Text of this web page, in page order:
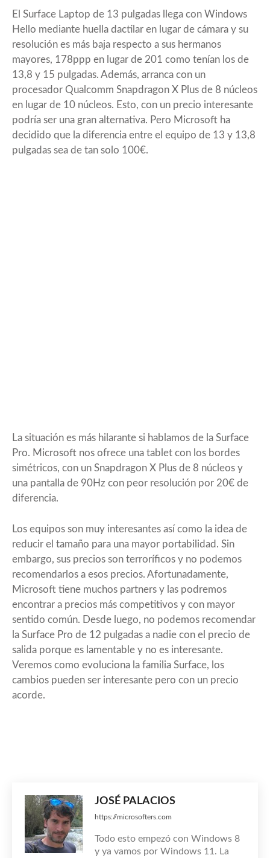
El Surface Laptop de 13 pulgadas llega con Windows
Hello mediante huella dactilar en lugar de cámara y su
resolución es más baja respecto a sus hermanos
mayores, 178ppp en lugar de 201 como tenían los de
13,8 y 15 pulgadas. Además, arranca con un
procesador Qualcomm Snapdragon X Plus de 8 núcleos
en lugar de 10 núcleos. Esto, con un precio interesante
podría ser una gran alternativa. Pero Microsoft ha
decidido que la diferencia entre el equipo de 13 y 13,8
pulgadas sea de tan solo 100€.
La situación es más hilarante si hablamos de la Surface
Pro. Microsoft nos ofrece una tablet con los bordes
simétricos, con un Snapdragon X Plus de 8 núcleos y
una pantalla de 90Hz con peor resolución por 20€ de
diferencia.
Los equipos son muy interesantes así como la idea de
reducir el tamaño para una mayor portabilidad. Sin
embargo, sus precios son terroríficos y no podemos
recomendarlos a esos precios. Afortunadamente,
Microsoft tiene muchos partners y las podremos
encontrar a precios más competitivos y con mayor
sentido común. Desde luego, no podemos recomendar
la Surface Pro de 12 pulgadas a nadie con el precio de
salida porque es lamentable y no es interesante.
Veremos como evoluciona la familia Surface, los
cambios pueden ser interesante pero con un precio
acorde.
JOSÉ PALACIOS
https://microsofters.com
Todo esto empezó con Windows 8
y ya vamos por Windows 11. La